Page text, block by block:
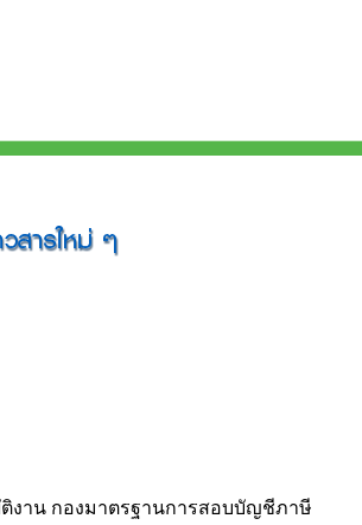
งาน กองมาตรฐานการสอบบัญชีภาษี